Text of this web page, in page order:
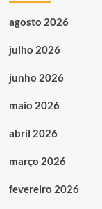
agosto 2026
julho 2026
junho 2026
maio 2026
abril 2026
março 2026
fevereiro 2026